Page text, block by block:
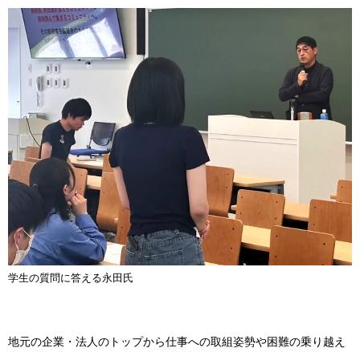
学生の質問に答える永田氏
地元の企業・法人のトップから仕事への取組姿勢や困難の乗り越え